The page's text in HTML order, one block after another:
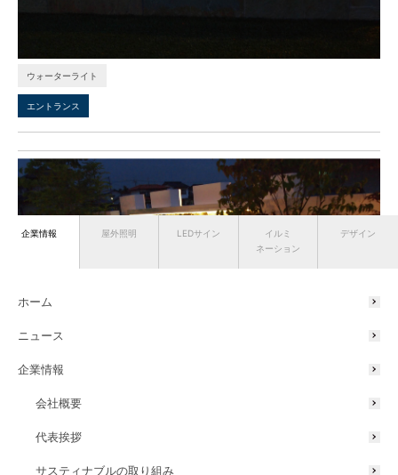
企業情報 屋外照明 LEDサイン
イルミ
ネーション
デザイン
ホーム
ニュース
企業情報
会社概要
代表挨拶
サスティナブルの取り組み
ウォーターライト
エントランス